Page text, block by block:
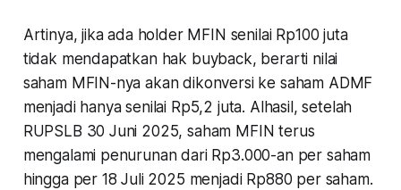
Artinya, jika ada holder MFIN senilai Rp100 juta
tidak mendapatkan hak buyback, berarti nilai
saham MFIN-nya akan dikonversi ke saham ADMF
menjadi hanya senilai Rp5,2 juta. Alhasil, setelah
RUPSLB 30 Juni 2025, saham MFIN terus
mengalami penurunan dari Rp3.000-an per saham
hingga per 18 Juli 2025 menjadi Rp880 per saham.